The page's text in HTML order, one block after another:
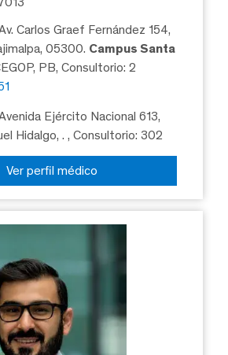
Carlos Graef Fernández 154,
05300. Campus Santa
PB, Consultorio: 2
Ejército Nacional 613,
Hidalgo, ., Consultorio: 302
Ver perfil médico